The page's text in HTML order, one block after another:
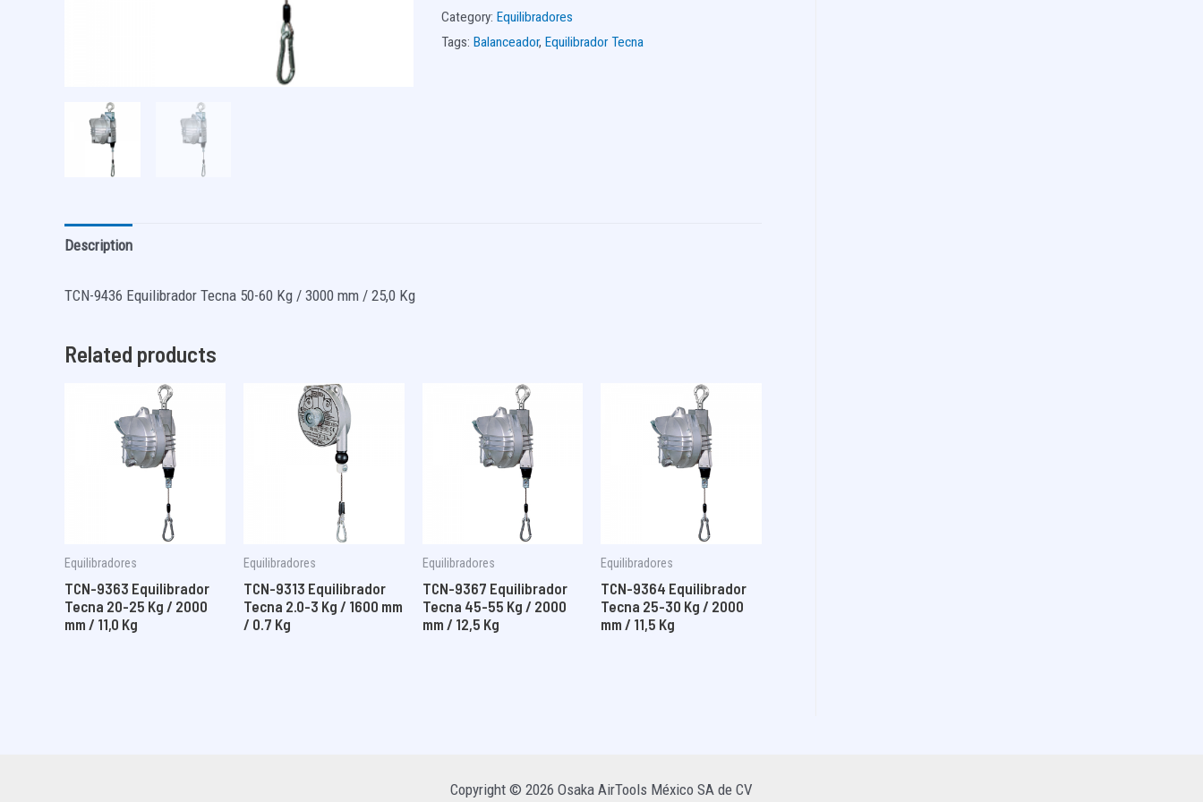
Category: Equilibradores
Tags: Balanceador, Equilibrador Tecna
Description
TCN-9436 Equilibrador Tecna 50-60 Kg / 3000 mm / 25,0 Kg
Related products
Equilibradores
TCN-9363 Equilibrador
Tecna 20-25 Kg / 2000
mm / 11,0 Kg
Equilibradores
TCN-9313 Equilibrador
Tecna 2.0-3 Kg / 1600 mm
/ 0.7 Kg
Equilibradores
TCN-9367 Equilibrador
Tecna 45-55 Kg / 2000
mm / 12,5 Kg
Equilibradores
TCN-9364 Equilibrador
Tecna 25-30 Kg / 2000
mm / 11,5 Kg
Copyright © 2026 Osaka AirTools México SA de CV